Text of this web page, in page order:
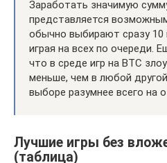
Заработать значимую
представляется
обычно выбирают сразу 10
играя на всех по очереди.
что в среде игр на BTC
меньше, чем в любой
выборе разумнее всего на
Лучшие игры без
(таблица)